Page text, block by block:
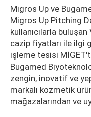
Migros Up ve
Migros Up Pitching
kullanıcılarla
cazip fiyatları ile ilgi
işleme tesisi
Bugamed
zengin, inovatif ve
markalı kozmetik
mağazalarından ve